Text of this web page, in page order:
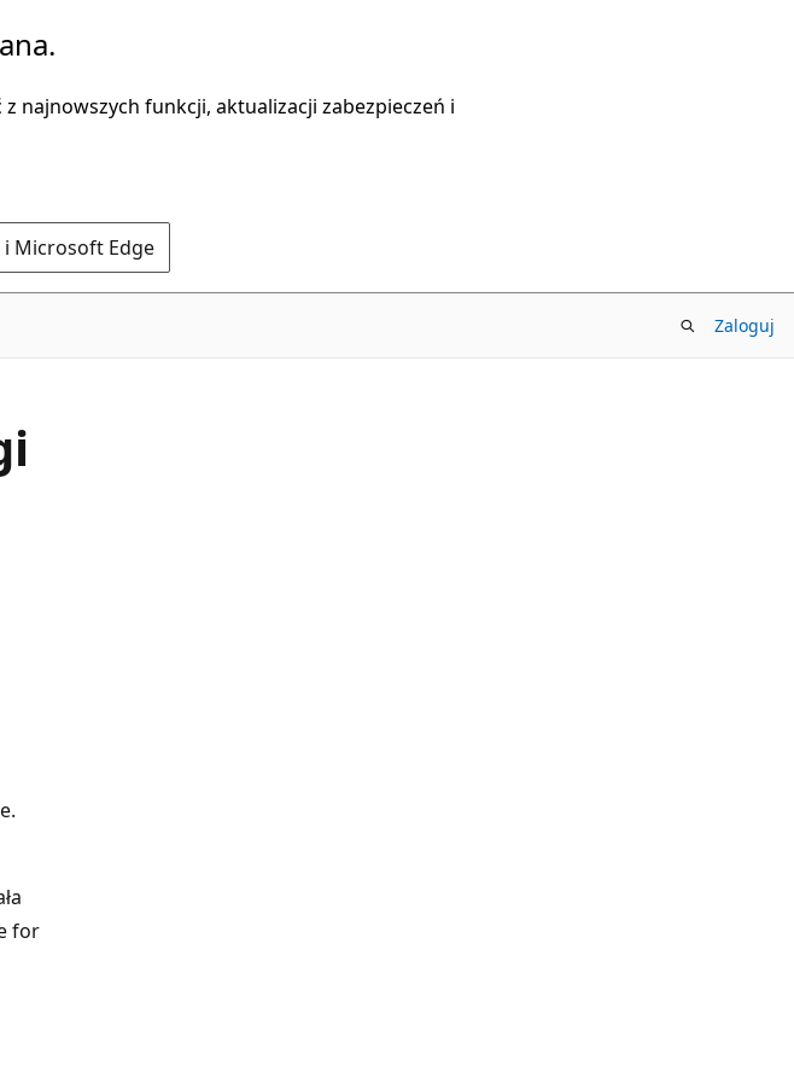
najnowszych funkcji, aktualizacji zabezpieczeń i
Microsoft Edge
Zaloguj
for